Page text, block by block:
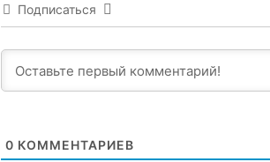
Подписаться
0 КОММЕНТАРИЕВ